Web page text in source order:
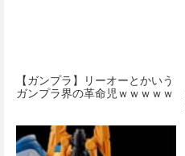
【ガンプラ】リーオーとかいう
ガンプラ界の革命児ｗｗｗｗｗ